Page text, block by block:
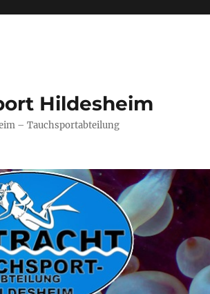
Hildesheim
– Tauchsportabteilung